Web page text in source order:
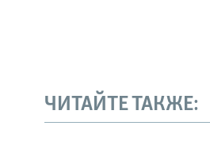
ЧИТАЙТЕ ТАКЖЕ: